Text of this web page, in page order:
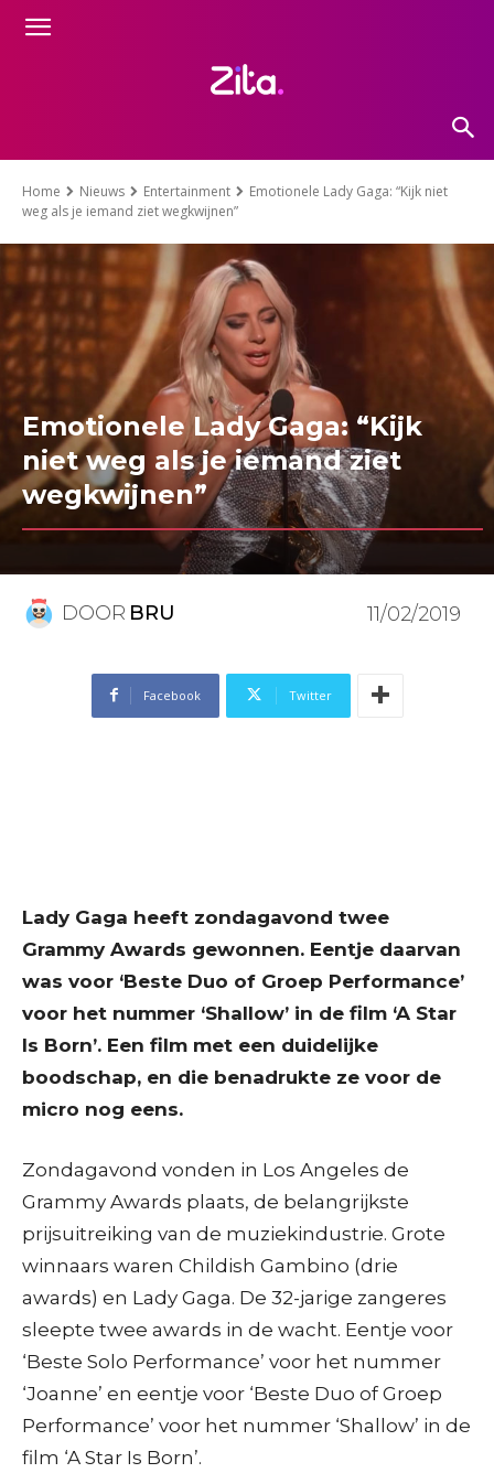
Home Nieuws Entertainment
Emotionele Lady Gaga: “Kijk niet
weg als je iemand ziet wegkwijnen”
Emotionele Lady Gaga: “Kijk
niet weg als je iemand ziet
wegkwijnen”
DOOR BRU 11/02/2019
Facebook Twitter
Lady Gaga heeft zondagavond twee
Grammy Awards gewonnen. Eentje daarvan
was voor ‘Beste Duo of Groep Performance’
voor het nummer ‘Shallow’ in de film ‘A Star
Is Born’. Een film met een duidelijke
boodschap, en die benadrukte ze voor de
micro nog eens.
Zondagavond vonden in Los Angeles de
Grammy Awards plaats, de belangrijkste
prijsuitreiking van de muziekindustrie. Grote
winnaars waren Childish Gambino (drie
awards) en Lady Gaga. De 32-jarige zangeres
sleepte twee awards in de wacht. Eentje voor
‘Beste Solo Performance’ voor het nummer
‘Joanne’ en eentje voor ‘Beste Duo of Groep
Performance’ voor het nummer ‘Shallow’ in de
film ‘A Star Is Born’.